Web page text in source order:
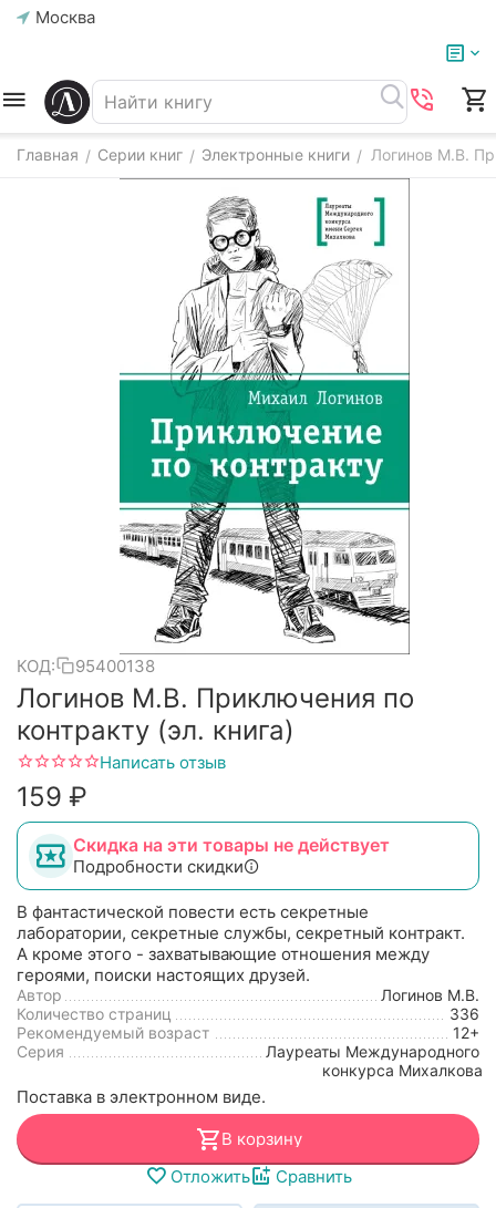
Москва
Главная / Серии книг / Электронные книги / Логинов М.В.
КОД: 95400138
Логинов М.В. Приключения по
контракту (эл. книга)
Написать отзыв
‍159‍ ₽
Скидка на эти товары не действует
Подробности скидки
В фантастической повести есть секретные
лаборатории, секретные службы, секретный контракт.
А кроме этого - захватывающие отношения между
героями, поиски настоящих друзей.
Автор
Логинов М.В.
Количество страниц
336
Рекомендуемый возраст
12+
Серия
Лауреаты Международного
конкурса Михалкова
Поставка в электронном виде.
В корзину
Отложить
Сравнить